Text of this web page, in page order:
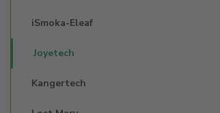
iSmoka-Eleaf
Joyetech
Kangertech